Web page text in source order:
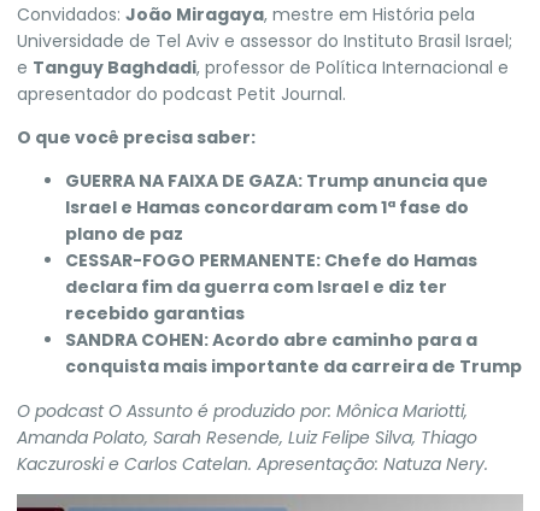
Convidados: João Miragaya, mestre em História pela
Universidade de Tel Aviv e assessor do Instituto Brasil Israel;
e Tanguy Baghdadi, professor de Política Internacional e
apresentador do podcast Petit Journal.
O que você precisa saber:
GUERRA NA FAIXA DE GAZA: Trump anuncia que
Israel e Hamas concordaram com 1ª fase do
plano de paz
CESSAR-FOGO PERMANENTE: Chefe do Hamas
declara fim da guerra com Israel e diz ter
recebido garantias
SANDRA COHEN:Acordo abre caminho para a
conquista mais importante da carreira de Trump
O podcast O Assunto é produzido por: Mônica Mariotti,
Amanda Polato, Sarah Resende, Luiz Felipe Silva, Thiago
Kaczuroski e Carlos Catelan. Apresentação: Natuza Nery.